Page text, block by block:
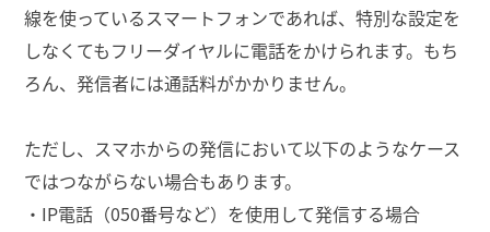
線を使っているスマートフォンであれば、特別な設定を
しなくてもフリーダイヤルに電話をかけられます。もち
ろん、発信者には通話料がかかりません。
ただし、スマホからの発信において以下のようなケース
ではつながらない場合もあります。
・IP電話（050番号など）を使用して発信する場合